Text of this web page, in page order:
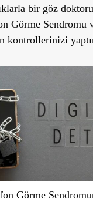
bir göz
Görme Sendromu
kontrollerinizi
Görme